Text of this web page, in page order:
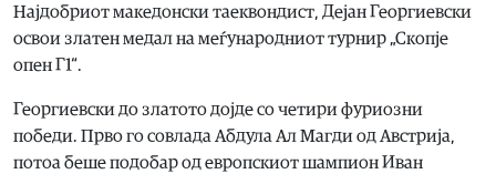
Најдобриот македонски таеквондист, Дејан Георгиевски
освои златен медал на меѓународниот турнир „Скопје
опен Г1“.
Георгиевски до златото дојде со четири фуриозни
победи. Прво го совлада Абдула Ал Магди од Австрија,
потоа беше подобар од европскиот шампион Иван